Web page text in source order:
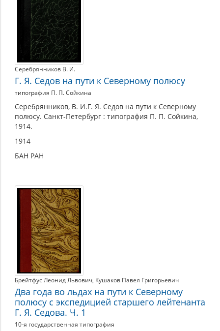
шхуне
«Святой
Фока»
к
Северному
полюсу
Серебрянников В. И.
Г. Я. Седов на пути к Северному полюсу
типография П. П. Сойкина
Серебрянников, В. И.Г. Я. Седов на пути к Северному
полюсу. Санкт-Петербург : типография П. П. Сойкина,
1914.
1914
БАН РАН
Брейтфус Леонид Львович, Кушаков Павел Григорьевич
Два года во льдах на пути к Северному
полюсу с экспедицией старшего лейтенанта
Г. Я. Седова. Ч. 1
10-я государственная типография